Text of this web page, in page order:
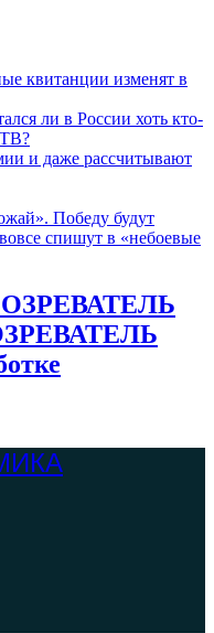
квитанции изменят в
ли в России хоть кто-
и даже рассчитывают
Победу будут
спишут в «небоевые